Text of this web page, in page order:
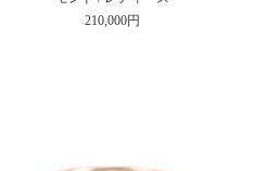
210,000円